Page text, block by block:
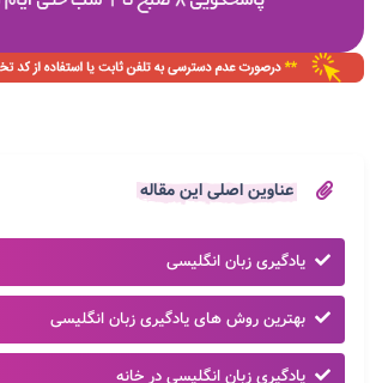
عناوین اصلی این مقاله
یادگیری زبان انگلیسی
بهترین روش های یادگیری زبان انگلیسی
یادگیری زبان انگلیسی در خانه